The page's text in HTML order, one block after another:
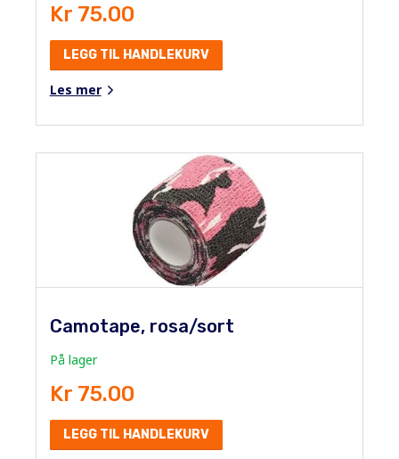
Kr 75.00
LEGG TIL HANDLEKURV
Les mer
Camotape, rosa/sort
På lager
Kr 75.00
LEGG TIL HANDLEKURV